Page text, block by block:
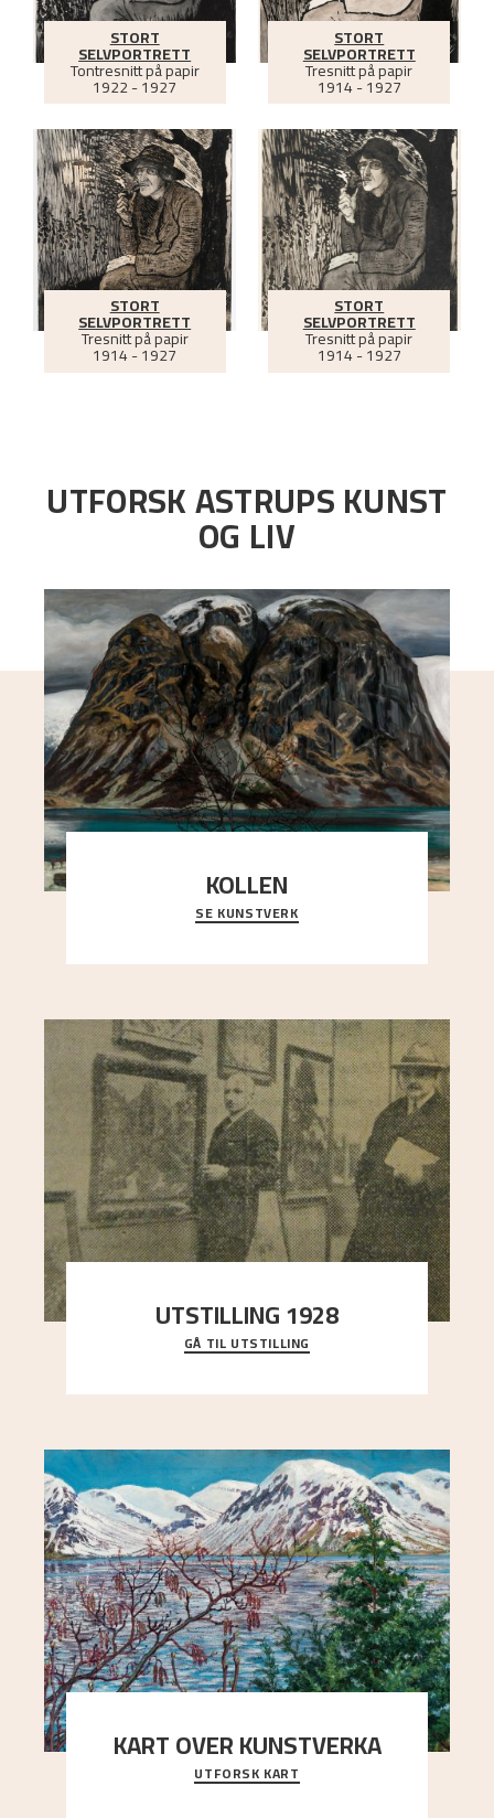
STORT
SELVPORTRETT
Tontresnitt på papir
1922 - 1927
STORT
SELVPORTRETT
Tresnitt på papir
1914 - 1927
STORT
SELVPORTRETT
Tresnitt på papir
1914 - 1927
STORT
SELVPORTRETT
Tresnitt på papir
1914 - 1927
UTFORSK ASTRUPS KUNST
OG LIV
KOLLEN
Et ruvende fjell dominerer bildeflaten, og står i
sterk kontrast til det spinkle rognetreet ute
SE KUNSTVERK
UTSTILLING 1928
Då Astrup døydde i 1928, tok vennene Moritz
Kaland og Simon Thorbjørnsen initiativ til å
GÅ TIL UTSTILLING
KART OVER KUNSTVERKA
Utforsk stedene og utsiktene i Astrups malerier
UTFORSK KART